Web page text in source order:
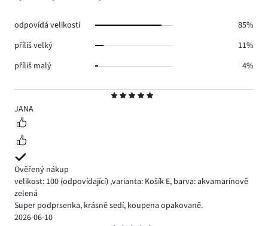
5
JANA
Ověřený nákup
velikost: 100 (odpovídající) ,varianta: Košík E, barva: akvamarínově
zelená
Super podprsenka, krásně sedí, koupena opakovaně.
2026-06-10
odpovídá velikosti
85%
příliš velký
11%
příliš malý
4%